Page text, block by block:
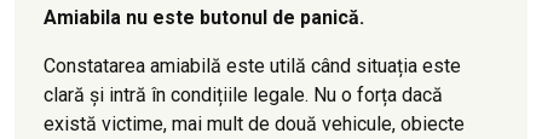
Amiabila nu este butonul de panică.
Constatarea amiabilă este utilă când situația este
clară și intră în condițiile legale. Nu o forța dacă
există victime, mai mult de două vehicule, obiecte